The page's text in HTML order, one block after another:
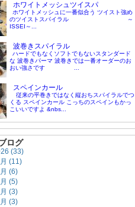
ホワイトメッシュツイスパ
ホワイトメッシュに一番似合う ツイスト強め
のツイストスパイラル ～
ISSEI～...
波巻きスパイラル
ハードでもなくソフトでもないスタンダード
な 波巻きパーマ 波巻きでは一番オーダーのお
おい強さです ...
スペインカール
従来の平巻きではなく縦おちスパイラルでつ
くる スペインカール こっちのスペインもかっ
こいいですよ &nbs...
ログ
(33)
(11)
(6)
(5)
(3)
(3)